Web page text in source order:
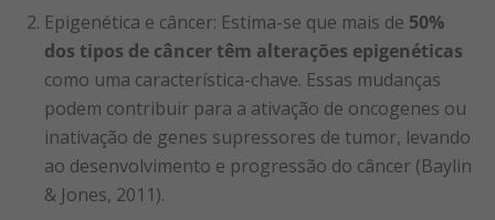
Epigenética e câncer: Estima-se que mais de 50%
dos tipos de câncer têm alterações epigenéticas
como uma característica-chave. Essas mudanças
podem contribuir para a ativação de oncogenes ou
inativação de genes supressores de tumor, levando
ao desenvolvimento e progressão do câncer (Baylin
& Jones, 2011).